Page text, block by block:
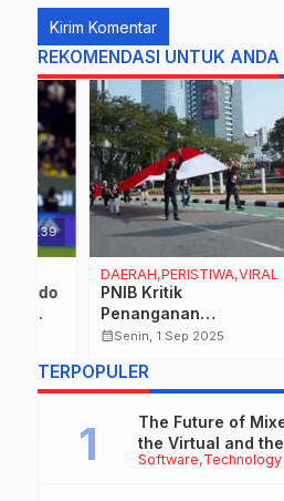
REKOMENDASI UNTUK ANDA
DAERAH,PERISTIWA,VIRAL
PNIB Kritik
Penanganan
Kerusuhan, Tekankan
untuk Pulihkan
Kepercayaan dan
Jaga Persatuan
Bangsa.
Senin, 1 Sep 2025
TERPOPULER
Software Technology
The Future of
the Virtual and